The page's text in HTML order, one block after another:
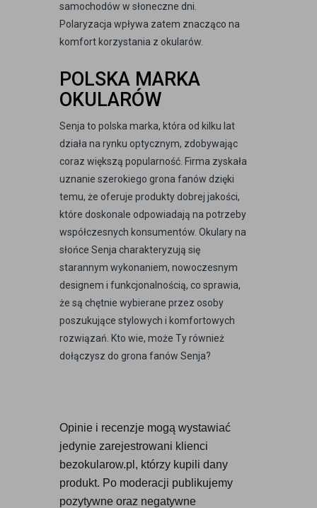
samochodów w słoneczne dni.
Polaryzacja wpływa zatem znacząco na
komfort korzystania z okularów.
POLSKA MARKA
OKULARÓW
Senja to polska marka, która od kilku lat
działa na rynku optycznym, zdobywając
coraz większą popularność. Firma zyskała
uznanie szerokiego grona fanów dzięki
temu, że oferuje produkty dobrej jakości,
które doskonale odpowiadają na potrzeby
współczesnych konsumentów. Okulary na
słońce Senja charakteryzują się
starannym wykonaniem, nowoczesnym
designem i funkcjonalnością, co sprawia,
że są chętnie wybierane przez osoby
poszukujące stylowych i komfortowych
rozwiązań. Kto wie, może Ty również
dołączysz do grona fanów Senja?
Opinie i recenzje mogą wystawiać
jedynie zarejestrowani klienci
bezokularow.pl, którzy kupili dany
produkt. Po moderacji publikujemy
pozytywne oraz negatywne